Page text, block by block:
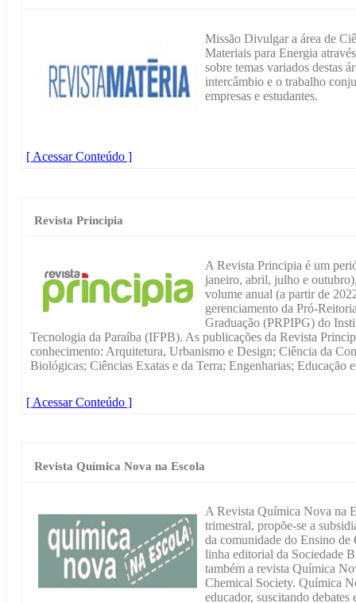
Missão Divulgar a área de
Materiais para Energia
sobre temas variados destas
intercâmbio e o trabalho
empresas e estudantes.
[ Acessar Conteúdo ]
Revista Principia
A Revista Principia é um
janeiro, abril, julho e
volume anual (a partir de
gerenciamento da Pró-
Graduação (PRPIPG) do
Tecnologia da Paraíba (IFPB). As publicações da Revista
conhecimento: Arquitetura, Urbanismo e Design; Ciência da
Biológicas; Ciências Exatas e da Terra; Engenharias; Educação
[ Acessar Conteúdo ]
Revista Química Nova na Escola
A Revista Química Nova na
trimestral, propõe-se a
da comunidade do Ensino
linha editorial da Sociedade
também a revista Química
Chemical Society. Química
educador, suscitando